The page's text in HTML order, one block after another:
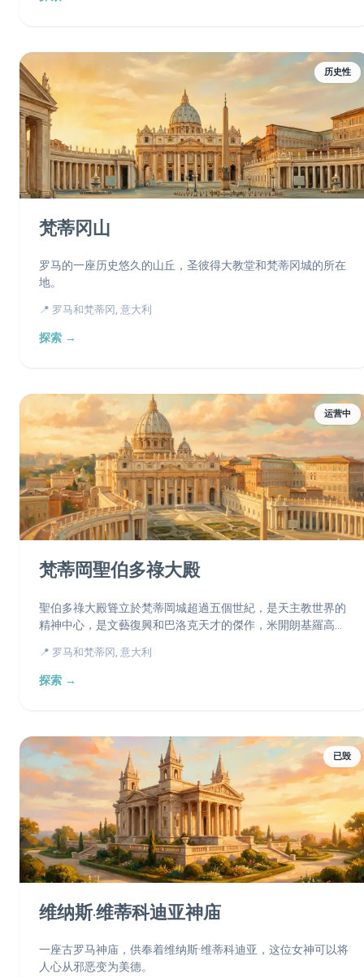
历史性
梵蒂冈山
罗马的一座历史悠久的山丘，圣彼得大教堂和梵蒂冈城的所在
地。
📍 罗马和梵蒂冈, 意大利
探索 →
运营中
梵蒂岡聖伯多祿大殿
聖伯多祿大殿聳立於梵蒂岡城超過五個世紀，是天主教世界的
精神中心，是文藝復興和巴洛克天才的傑作，米開朗基羅高聳
寶。
📍 罗马和梵蒂冈, 意大利
探索 →
已毁
维纳斯·维蒂科迪亚神庙
一座古罗马神庙，供奉着维纳斯·维蒂科迪亚，这位女神可以将
人心从邪恶变为美德。